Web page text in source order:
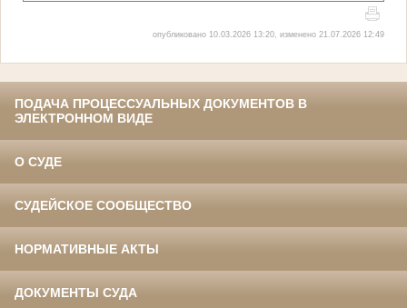
опубликовано 10.03.2026 13:20, изменено 21.07.2026 12:49
ПОДАЧА ПРОЦЕССУАЛЬНЫХ ДОКУМЕНТОВ В
ЭЛЕКТРОННОМ ВИДЕ
О СУДЕ
СУДЕЙСКОЕ СООБЩЕСТВО
НОРМАТИВНЫЕ АКТЫ
ДОКУМЕНТЫ СУДА